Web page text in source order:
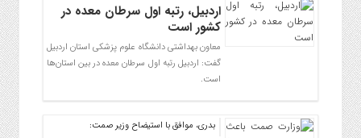
اردبیل، رتبه اول سرطان معده در
کشور است
معاون بهداشتی دانشگاه علوم پزشکی استان اردبیل
گفت: اردبیل رتبه اول سرطان معده در بین استان‌ها
است.
بدری، موافق با استیضاح وزیر صمت: